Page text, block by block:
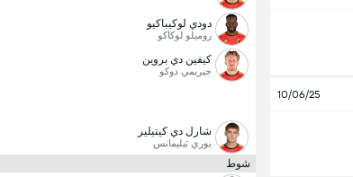
10/06/25
دودي لوكيباكيو
روميلو لوكاكو
كيفين دي بروين
جيريمي دوكو
شارل دي كيتيلير
يوري تيليمانس
شوط